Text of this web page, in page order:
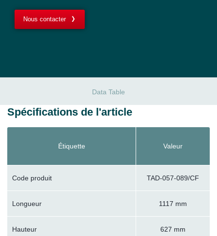
Nous contacter
Data Table
Spécifications de l'article
Étiquette Valeur
Code produit TAD-057-089/CF
Longueur 1117 mm
Hauteur 627 mm